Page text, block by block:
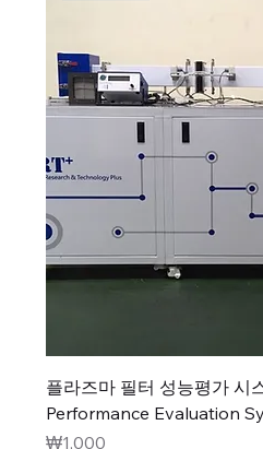
플라즈마 필터 성능평가 시
Performance Evaluation
가격
₩1,000